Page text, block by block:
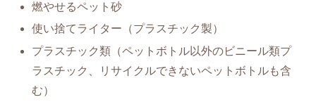
燃やせるペット砂
使い捨てライター（プラスチック製）
プラスチック類（ペットボトル以外のビニール類プ
ラスチック、リサイクルできないペットボトルも含
む）